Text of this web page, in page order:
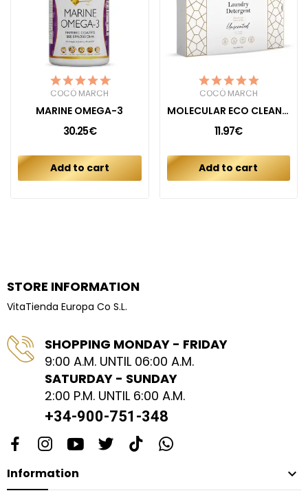
COCÓ MARCH
MARINE OMEGA-3
30.25€
Add to cart
COCÓ MARCH
MOLECULAR ECO CLEAN DETERGENT UNSCENTED
11.97€
Add to cart
STORE INFORMATION
VitaTienda Europa Co S.L.
SHOPPING MONDAY - FRIDAY
9:00 A.M. UNTIL 06:00 A.M.
SATURDAY - SUNDAY
2:00 P.M. UNTIL 6:00 A.M.
+34-900-751-348
Information 